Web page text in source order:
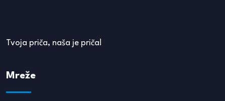
Tvoja priča, naša je priča!
Mreže